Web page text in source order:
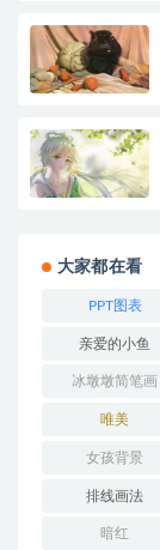
大家都在看
PPT图表
亲爱的小鱼
冰墩墩简笔画
唯美
女孩背景
排线画法
暗红